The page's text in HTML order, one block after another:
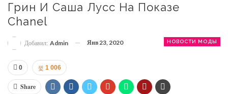
Грин И Саша Лусс На Показе
Chanel
НОВОСТИ МОДЫ
Добавил: Admin Янв 23, 2020
0 1 006
Share